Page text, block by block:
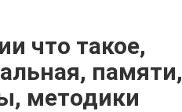
что такое,
памяти,
методики